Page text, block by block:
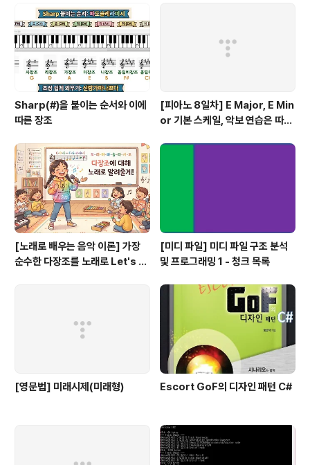
Sharp(#)을 붙이는 순서와 이에
따른 장조
[피아노 8일차] E Major, E Min
or 기본 스케일, 악보 연습은 따라
[노래로 배우는 음악 이론] 가장
순수한 다장조를 노래로 Let's G
[미디 파일] 미디 파일 구조 분석
및 프로그래밍 1 - 청크 목록
[영문법] 미래시제(미래형) Escort GoF의 디자인 패턴 C#